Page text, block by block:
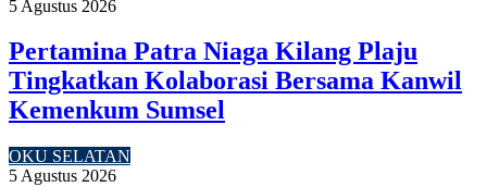
5 Agustus 2026
Pertamina Patra Niaga Kilang Plaju
Tingkatkan Kolaborasi Bersama Kanwil
Kemenkum Sumsel
OKU SELATAN
5 Agustus 2026